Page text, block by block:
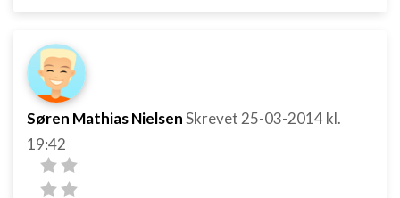
Søren Mathias NielsenSkrevet 25-03-2014kl.
19:42